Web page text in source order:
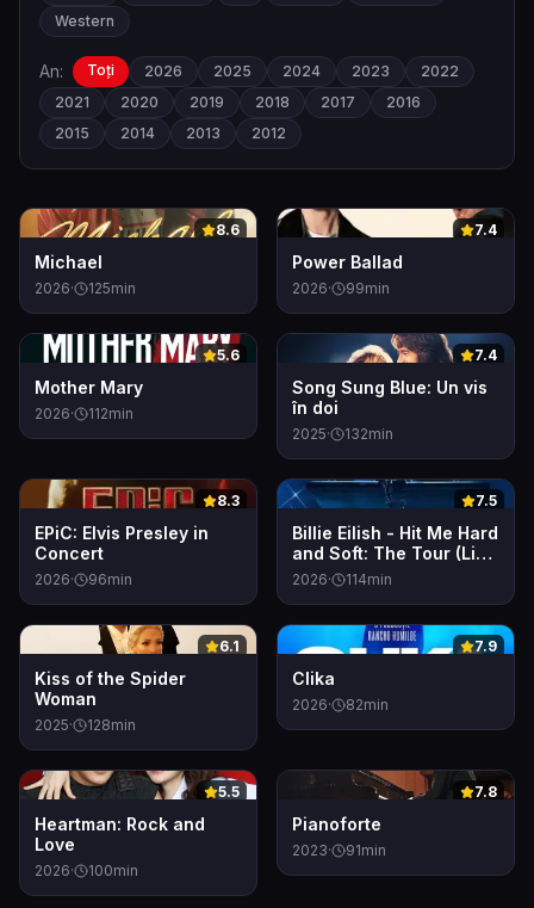
Western
An: Toți 2026 2025 2024 2023
2022
2021
2020 2019 2018 2017
2016
2015
2014 2013 2012
0 8.6
Michael
2026· 125min
0 7.4
Power Ballad
2026· 99min
0 5.6
Mother Mary
2026· 112min
7.4
Song Sung Blue: Un vis
în doi
2025· 132min
0 8.3
EPiC: Elvis Presley in
Concert
2026· 96min
0 7.5
Billie Eilish - Hit Me Hard
and Soft: The Tour (Live
in 3D)
2026· 114min
0 6.1
Kiss of the Spider
Woman
2025· 128min
0 7.9
Clika
2026· 82min
0 5.5
Heartman: Rock and
Love
2026· 100min
7.8
Pianoforte
2023· 91min